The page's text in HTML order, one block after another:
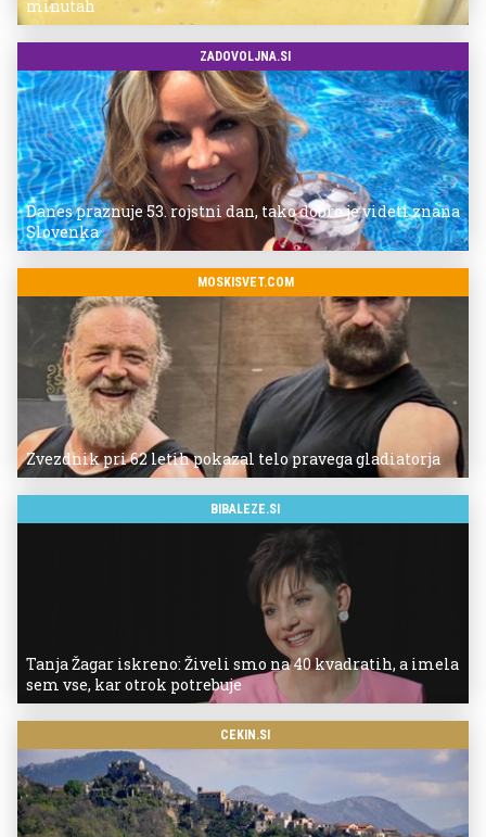
minutah
ZADOVOLJNA.SI
Danes praznuje 53. rojstni dan, tako dobro je videti znana
Slovenka
MOSKISVET.COM
Zvezdnik pri 62 letih pokazal telo pravega gladiatorja
BIBALEZE.SI
Tanja Žagar iskreno: Živeli smo na 40 kvadratih, a imela
sem vse, kar otrok potrebuje
CEKIN.SI